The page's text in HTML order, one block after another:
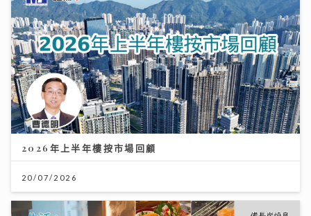
2026年上半年樓按市場回顧
20/07/2026